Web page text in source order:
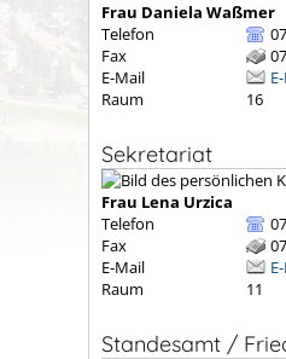
Frau Daniela Waßmer
Telefon
Fax
E-Mail
Raum
16
Sekretariat
Frau Lena Urzica
Telefon
Fax
E-Mail
Raum
11
Standesamt /